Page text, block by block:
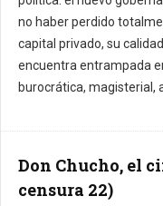
no haber perdido
capital privado, su
encuentra entrampada
burocrática, magisterial,
Don Chucho, el
censura 22)